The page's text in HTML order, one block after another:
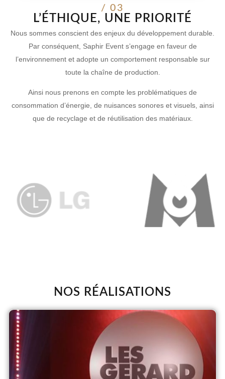
/ 03
L’ÉTHIQUE, UNE PRIORITÉ
Nous sommes conscient des enjeux du développement durable.
Par conséquent, Saphir Event s’engage en faveur de
l’environnement et adopte un comportement responsable sur
toute la chaîne de production.
Ainsi nous prenons en compte les problématiques de
consommation d’énergie, de nuisances sonores et visuels, ainsi
que de recyclage et de réutilisation des matériaux.
NOS RÉALISATIONS